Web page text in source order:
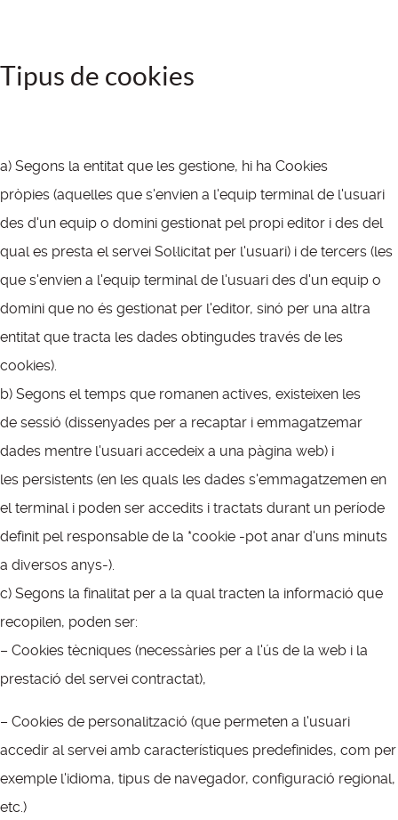
Tipus de cookies
a) Segons la entitat que les gestione, hi ha Cookies
pròpies (aquelles que s'envien a l'equip terminal de l'usuari
des d'un equip o domini gestionat pel propi editor i des del
qual es presta el servei Sol·licitat per l'usuari) i de tercers (les
que s'envien a l'equip terminal de l'usuari des d'un equip o
domini que no és gestionat per l'editor, sinó per una altra
entitat que tracta les dades obtingudes través de les
cookies).
b) Segons el temps que romanen actives, existeixen les
de sessió (dissenyades per a recaptar i emmagatzemar
dades mentre l'usuari accedeix a una pàgina web) i
les persistents (en les quals les dades s'emmagatzemen en
el terminal i poden ser accedits i tractats durant un període
definit pel responsable de la *cookie -pot anar d'uns minuts
a diversos anys-).
c) Segons la finalitat per a la qual tracten la informació que
recopilen, poden ser:
– Cookies tècniques (necessàries per a l'ús de la web i la
prestació del servei contractat),
– Cookies de personalització (que permeten a l'usuari
accedir al servei amb característiques predefinides, com per
exemple l'idioma, tipus de navegador, configuració regional,
etc.)